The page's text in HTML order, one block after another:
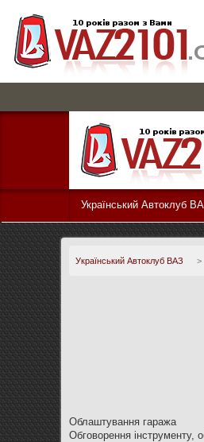
Український Автоклуб
Український Автоклуб ВАЗ >
Облаштування гаража
Обговорення інструменту,